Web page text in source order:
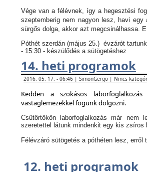
Vége van a félévnek, így a hegesztési
szeptemberig nem nagyon lesz, havi
sürgős dolga, akkor azt megcsinálhassa.
Póthét szerdán (május 25.) évzárót
- 15:30 - készülődés a sütögetéshez
14. heti programok
2016. 05. 17. - 06:46 | SimonGergo | Nincs
Kedden a szokásos
vastaglemezekkel fogunk dolgozni.
Csütörtökön laborfoglalkozás már nem
szeretettel látunk mindenkit egy kis zsíros
Félévzáró sütögetés a póthéten lesz,
12. heti programok